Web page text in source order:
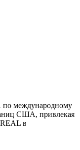
по международному
США, привлекая
в